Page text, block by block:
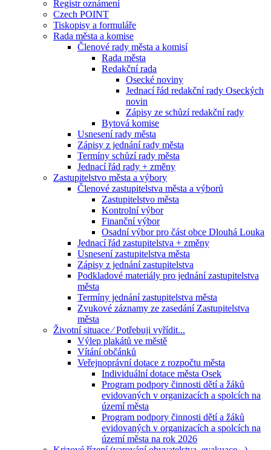
Registr oznámení
Czech POINT
Tiskopisy a formuláře
Rada města a komise
Členové rady města a komisí
Rada města
Redakční rada
Osecké noviny
Jednací řád redakční rady Oseckých
novin
Zápisy ze schůzí redakční rady
Bytová komise
Usnesení rady města
Zápisy z jednání rady města
Termíny schůzí rady města
Jednací řád rady + změny
Zastupitelstvo města a výbory
Členové zastupitelstva města a výborů
Zastupitelstvo města
Kontrolní výbor
Finanční výbor
Osadní výbor pro část obce Dlouhá Louka
Jednací řád zastupitelstva + změny
Usnesení zastupitelstva města
Zápisy z jednání zastupitelstva
Podkladové materiály pro jednání zastupitelstva
města
Termíny jednání zastupitelstva města
Zvukové záznamy ze zasedání Zastupitelstva
města
Životní situace ⁄ Potřebuji vyřídit...
Výlep plakátů ve městě
Vítání občánků
Veřejnoprávní dotace z rozpočtu města
Individuální dotace města Osek
Program podpory činnosti dětí a žáků
evidovaných v organizacích a spolcích na
území města
Program podpory činnosti dětí a žáků
evidovaných v organizacích a spolcích na
území města na rok 2026